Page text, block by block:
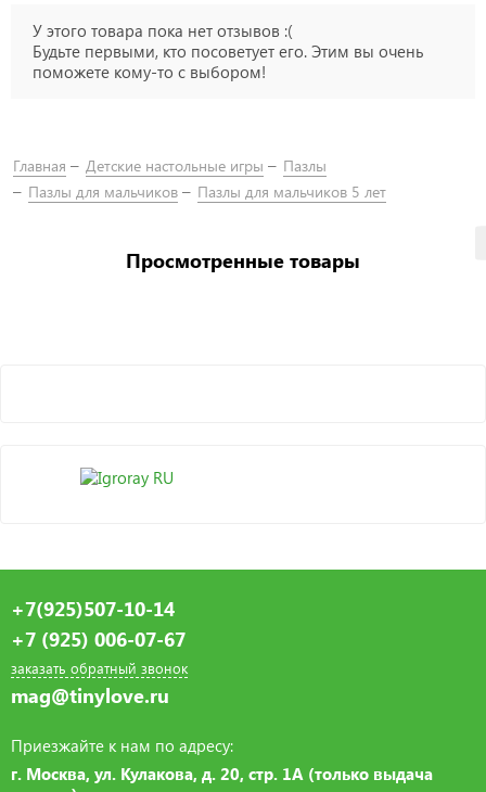
У этого товара пока нет отзывов :(
Будьте первыми, кто посоветует его. Этим вы очень
поможете кому-то с выбором!
Главная Детские настольные игры
Пазлы
Пазлы для мальчиков
Пазлы для мальчиков 5 лет
Просмотренные товары
+7(925)507-10-14
+7 (925) 006-07-67
заказать обратный звонок
mag@tinylove.ru
Приезжайте к нам по адресу:
г. Москва, ул. Кулакова, д. 20, стр. 1А (только выдача